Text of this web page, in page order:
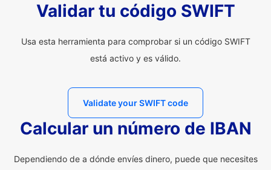
Validar tu código SWIFT
Usa esta herramienta para comprobar si un código SWIFT
está activo y es válido.
Validate your SWIFT code
Calcular un número de IBAN
Dependiendo de a dónde envíes dinero, puede que necesites